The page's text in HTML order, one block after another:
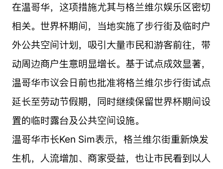
在温哥华，这项措施尤其与格兰维尔娱乐区密切
相关。世界杯期间，当地实施了步行街及临时户
外公共空间计划，吸引大量市民和游客前往，带
动周边商户生意明显增长。基于试点成效显著，
温哥华市议会日前也批准将格兰维尔步行街试点
延长至劳动节假期，同时继续保留世界杯期间设
置的临时露台及公共空间设施。
温哥华市长Ken Sim表示，格兰维尔街重新焕发
生机，人流增加、商家受益，也让市民看到以人